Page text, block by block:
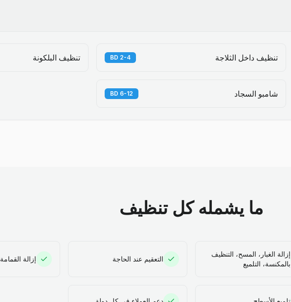
تنظيف داخل الثلاجة 2-4 BD تنظيف البلكونة
شامبو السجاد 6-12 BD
ما يشمله كل تنظيف
إزالة الغبار، المسح، التنظيف
بالمكنسة، التلميع
التعقيم عند الحاجة إزالة القمامة